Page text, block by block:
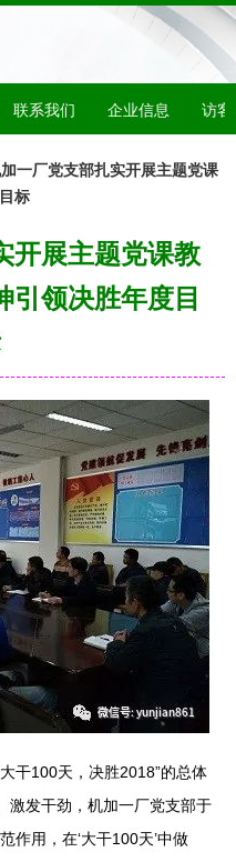
联系我们 企业信息 访客
一厂党支部扎实开展主题党课
标
开展主题党课教
引领决胜年度目
干100天，决胜2018”的总体
激发干劲，机加一厂党支部于
作用，在‘大干100天’中做